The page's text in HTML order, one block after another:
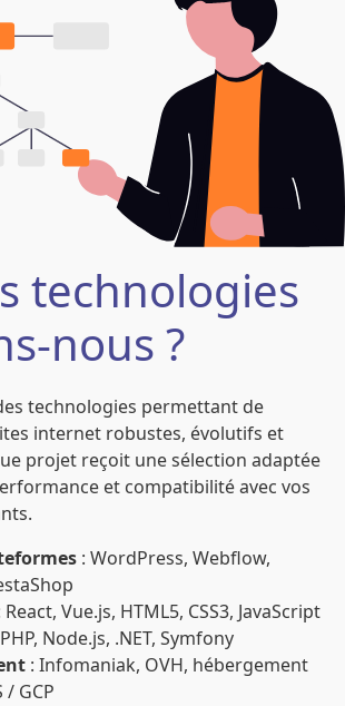
technologies
nous ?
technologies permettant de
internet robustes, évolutifs et
projet reçoit une sélection adaptée
et compatibilité avec vos
: WordPress, Webflow,
React, Vue.js, HTML5, CSS3, JavaScript
Node.js, .NET, Symfony
: Infomaniak, OVH, hébergement
/ GCP